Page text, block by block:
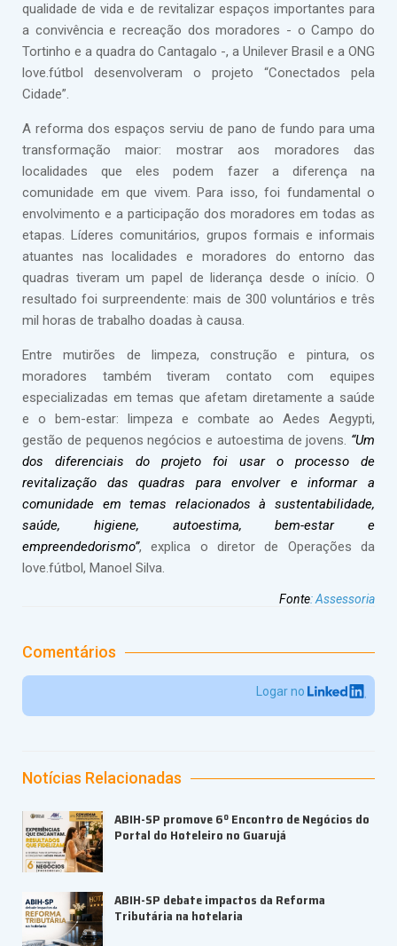
qualidade de vida e de revitalizar espaços importantes para
a convivência e recreação dos moradores - o Campo do
Tortinho e a quadra do Cantagalo -, a Unilever Brasil e a ONG
love.fútbol desenvolveram o projeto “Conectados pela
Cidade”.
A reforma dos espaços serviu de pano de fundo para uma
transformação maior: mostrar aos moradores das
localidades que eles podem fazer a diferença na
comunidade em que vivem. Para isso, foi fundamental o
envolvimento e a participação dos moradores em todas as
etapas. Líderes comunitários, grupos formais e informais
atuantes nas localidades e moradores do entorno das
quadras tiveram um papel de liderança desde o início. O
resultado foi surpreendente: mais de 300 voluntários e três
mil horas de trabalho doadas à causa.
Entre mutirões de limpeza, construção e pintura, os
moradores também tiveram contato com equipes
especializadas em temas que afetam diretamente a saúde
e o bem-estar: limpeza e combate ao Aedes Aegypti,
gestão de pequenos negócios e autoestima de jovens. “Um
dos diferenciais do projeto foi usar o processo de
revitalização das quadras para envolver e informar a
comunidade em temas relacionados à sustentabilidade,
saúde, higiene, autoestima, bem-estar e
empreendedorismo”, explica o diretor de Operações da
love.fútbol, Manoel Silva.
Fonte:Assessoria
Comentários
Logar no
Notícias Relacionadas
ABIH-SP promove 6º Encontro de Negócios do
Portal do Hoteleiro no Guarujá
ABIH-SP debate impactos da Reforma
Tributária na hotelaria